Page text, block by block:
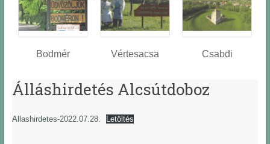
z
Bodmér Vértesacsa Csabdi
Álláshirdetés Alcsútdoboz
Allashirdetes-2022.07.28. Letöltés